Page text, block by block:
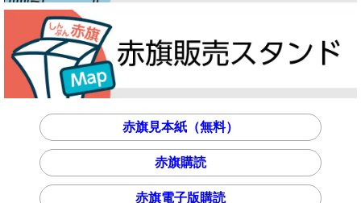
赤旗見本紙（無料）
赤旗購読
赤旗電子版購読